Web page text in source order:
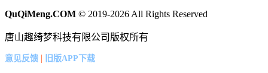
QuQiMeng.COM © 2019-2026 All Rights Reserved
唐山趣绮梦科技有限公司版权所有
意见反馈 | 旧版APP下载